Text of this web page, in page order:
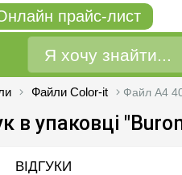
прайс-лист
Файли Color-it Файл А4
в упаковці
ВІДГУКИ